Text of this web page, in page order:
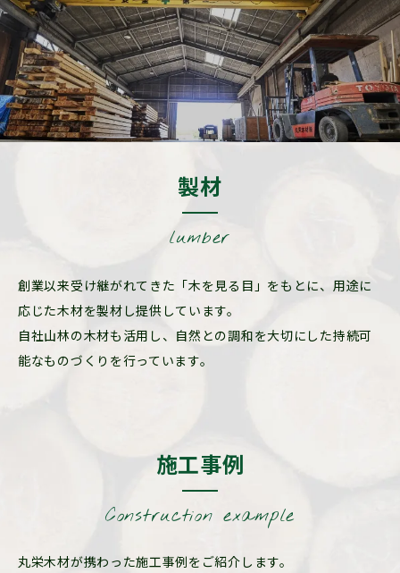
製材
lumber
創業以来受け継がれてきた「木を見る目」をもとに、用途に
応じた木材を製材し提供しています。
自社山林の木材も活用し、自然との調和を大切にした持続可
能なものづくりを行っています。
施工事例
Construction example
丸栄木材が携わった施工事例をご紹介します。